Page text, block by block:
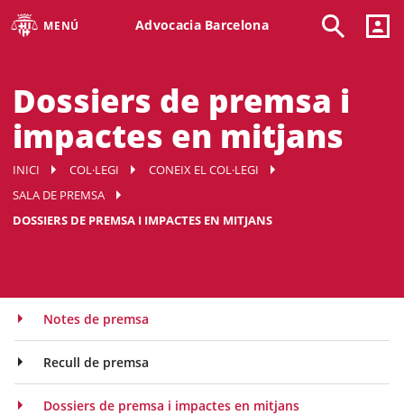
MENÚ Advocacia Barcelona
Dossiers de premsa i
impactes en mitjans
INICI COL·LEGI
CONEIX EL COL·LEGI
SALA DE PREMSA
DOSSIERS DE PREMSA I IMPACTES EN MITJANS
Notes de premsa
Recull de premsa
Dossiers de premsa i impactes en mitjans